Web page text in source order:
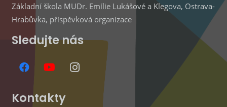
Základní škola MUDr. Emílie Lukášové a Klegova, Ostrava-
Hrabůvka, příspěvková organizace
Sledujte nás
Kontakty